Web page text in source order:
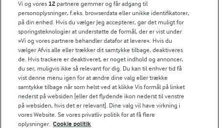
FarmAhead™ Check rapport
Andelshaverinfo: Mælkepris
Fødevarestyrelsens smiley-rapporter for Arla Foods
Fødevarestyrelsens smiley-rapporter for Jörd
Fødevarestyrelsens smiley-rapporter for Lurpak PB
Følg
Vi og vores 12 partnere gemmer og får adgang til
personoplysninger, f.eks. browserdata eller unikke identifikatorer,
på din enhed. Hvis du vælger Jeg accepterer, gør det muligt for
sporingsteknologier at understøtte de formål, der er vist under
»Vi og vores partnere behandler datafor at levere«. Hvis du
vælger Afvis alle eller trækker dit samtykke tilbage, deaktiveres
de. Hvis trackere er deaktiveret, er noget indhold og annoncer,
du ser, muligvis ikke så relevant for dig. Du kan til enhver tid få
vist denne menu igen for at ændre dine valg eller trække
samtykke tilbage når som helst ved at klikke Vis formål på linket
nederst på websiden [eller det flydende ikon nederst til venstre
på websiden, hvis det er relevant]. Dine valg vil have virkning i
vores Website. Se vores privatliv politik for at få flere
oplysninger. Cookie politik